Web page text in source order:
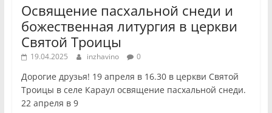
Освящение пасхальной снеди и
божественная литургия в церкви
Святой Троицы
19.04.2025 inzhavino 0
Дорогие друзья! 19 апреля в 16.30 в церкви Святой
Троицы в селе Караул освящение пасхальной снеди.
22 апреля в 9